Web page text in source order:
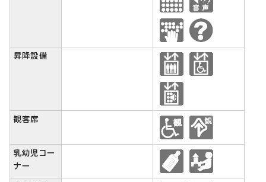
昇降設備
観客席
乳幼児コー
ナー